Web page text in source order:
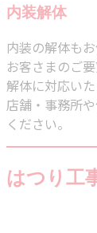
内装解体
内装の解体も
お客さまのご
解体に対応いた
店舗・事務所
ください。
はつり工